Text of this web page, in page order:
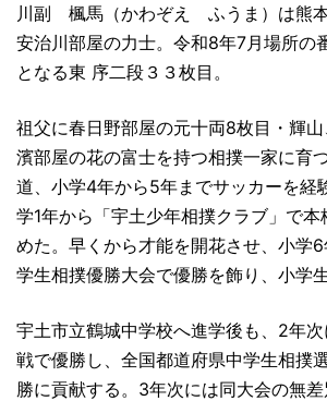
川副 楓馬（かわぞえ ふうま）は熊本
安治川部屋の力士。令和8年7月場所の
となる東 序二段３３枚目。
祖父に春日野部屋の元十両8枚目・輝
濱部屋の花の富士を持つ相撲一家に育
道、小学4年から5年までサッカーを経
学1年から「宇土少年相撲クラブ」で
めた。早くから才能を開花させ、小学
学生相撲優勝大会で優勝を飾り、小学
宇土市立鶴城中学校へ進学後も、2年
戦で優勝し、全国都道府県中学生相撲
勝に貢献する。3年次には同大会の無